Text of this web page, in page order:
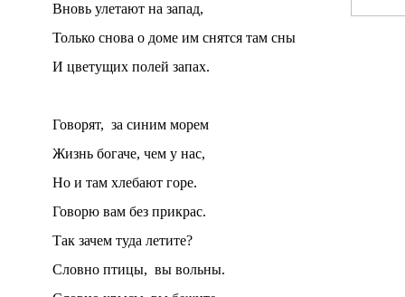
Вновь улетают на запад,
Только снова о доме им снятся там сны
И цветущих полей запах.
Говорят, за синим морем
Жизнь богаче, чем у нас,
Но и там хлебают горе.
Говорю вам без прикрас.
Так зачем туда летите?
Словно птицы, вы вольны.